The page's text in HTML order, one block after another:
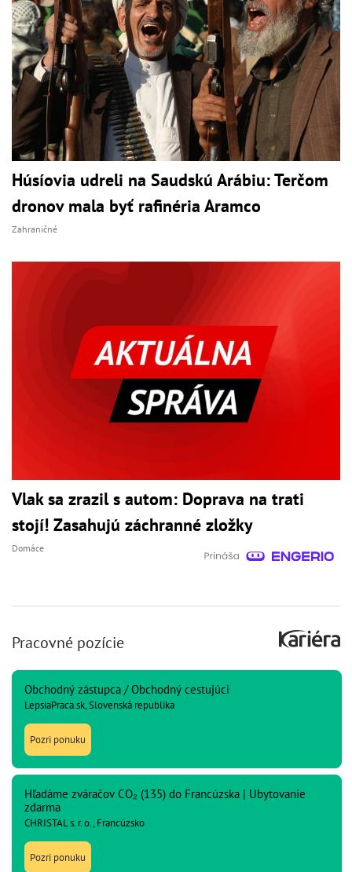
Húsíovia udreli na Saudskú Arábiu: Terčom
dronov mala byť rafinéria Aramco
Zahraničné
Vlak sa zrazil s autom: Doprava na trati
stojí! Zasahujú záchranné zložky
Domáce
Pracovné pozície
Obchodný zástupca / Obchodný cestujúci
LepsiaPraca.sk, Slovenská republika
Pozri ponuku
Hľadáme zváračov CO₂ (135) do Francúzska | Ubytovanie
zdarma
CHRISTAL s. r. o., Francúzsko
Pozri ponuku